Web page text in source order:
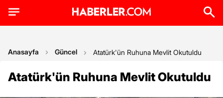
Anasayfa Güncel Atatürk'ün Ruhuna Mevlit Okutuldu
Atatürk'ün Ruhuna Mevlit Okutuldu